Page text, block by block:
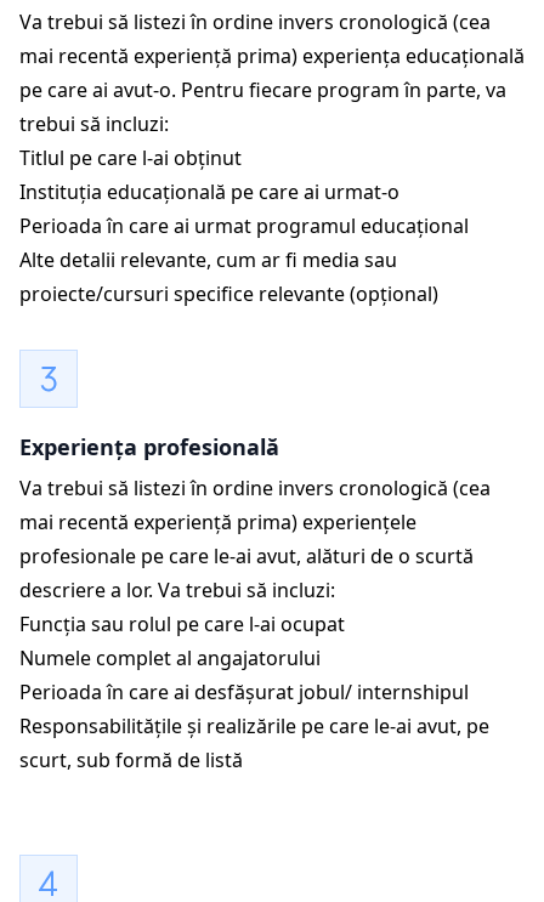
Va trebui să listezi în ordine invers cronologică (cea
mai recentă experiență prima) experiența educațională
pe care ai avut-o. Pentru fiecare program în parte, va
trebui să incluzi:
Titlul pe care l-ai obținut
Instituția educațională pe care ai urmat-o
Perioada în care ai urmat programul educațional
Alte detalii relevante, cum ar fi media sau
proiecte/cursuri specifice relevante (opțional)
Experiența profesională
Va trebui să listezi în ordine invers cronologică (cea
mai recentă experiență prima) experiențele
profesionale pe care le-ai avut, alături de o scurtă
descriere a lor. Va trebui să incluzi:
Funcția sau rolul pe care l-ai ocupat
Numele complet al angajatorului
Perioada în care ai desfășurat jobul/ internshipul
Responsabilitățile și realizările pe care le-ai avut, pe
scurt, sub formă de listă